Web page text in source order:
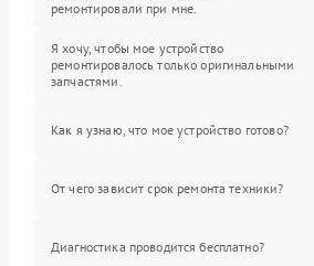
ремонтировали при мне.
Я хочу, чтобы мое устройство
ремонтировалось только оригинальными
запчастями.
Как я узнаю, что мое устройство готово?
От чего зависит срок ремонта техники?
Диагностика проводится бесплатно?